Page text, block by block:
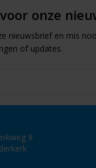
onze
nieuwsbrief en mis
of updates.
9